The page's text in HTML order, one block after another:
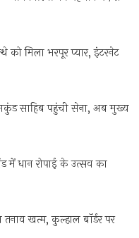
मिला भरपूर प्यार, इंटरनेट
साहिब पहुंची सेना, अब मुख्य
में धान रोपाई के उत्सव का
खत्म, कुल्हाल बॉर्डर पर